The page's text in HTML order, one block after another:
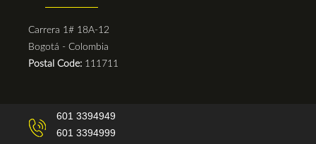
Carrera 1# 18A-12
Bogotá - Colombia
Postal Code: 111711
601 3394949
601 3394999